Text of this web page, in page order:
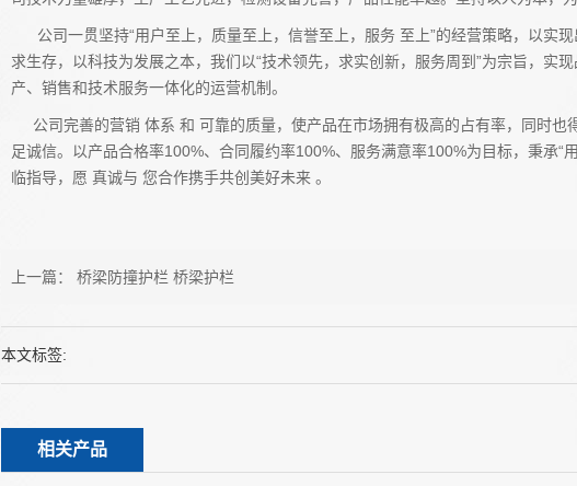
公司一贯坚持“用户至上，质量至上，信誉至上，服务 至上”的经营策略，以实
求生存，以科技为发展之本，我们以“技术领先，求实创新，服务周到”为宗旨，实
产、销售和技术服务一体化的运营机制。
公司完善的营销 体系 和 可靠的质量，使产品在市场拥有极高的占有率，同时也
足诚信。以产品合格率100%、合同履约率100%、服务满意率100%为目标，秉承“
临指导，愿 真诚与 您合作携手共创美好未来 。
上一篇： 桥梁防撞护栏 桥梁护栏
本文标签:
相关产品